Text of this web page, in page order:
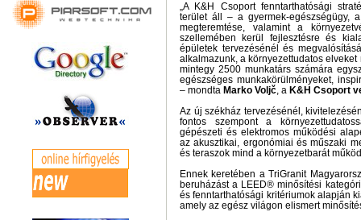
„A K&H Csoport fenntarthatósági
terület áll – a gyermek-egészségügy,
megteremtése, valamint a
szellemében kerül fejlesztésre és
épületek tervezésénél és
alkalmazunk, a környezettudatos
mintegy 2500 munkatárs számára
egészséges munkakörülményeket,
– mondta Marko Voljč, a K&H Csoport
Az új székház tervezésénél,
fontos szempont a
gépészeti és elektromos működési
az akusztikai, ergonómiai és műszaki
és teraszok mind a környezetbarát
Ennek keretében a TriGranit
beruházást a LEED® minősítési
és fenntarthatósági kritériumok alapján
amely az egész világon elismert